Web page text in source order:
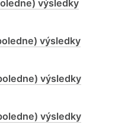
výsledky
výsledky
výsledky
výsledky